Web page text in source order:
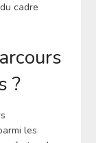
cadre
?
les